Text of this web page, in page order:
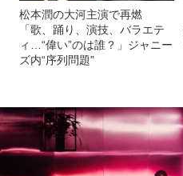
松本潤の大河主演で再燃
「歌、踊り、演技、バラエテ
ィ…“偉い”のは誰？」ジャニー
ズ内“序列問題”